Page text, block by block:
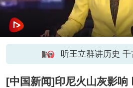
听王立群讲历史
[中国新闻]印尼火山灰影响